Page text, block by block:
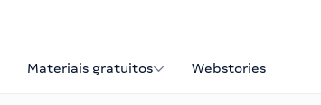
Materiais gratuitos Webstories